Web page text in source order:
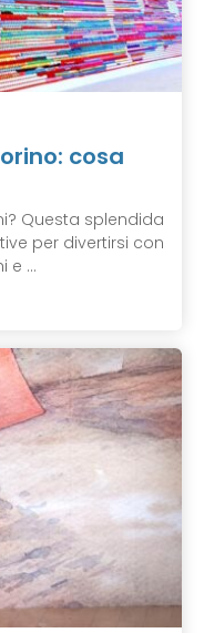
cosa
Questa splendida
per divertirsi con
e ...